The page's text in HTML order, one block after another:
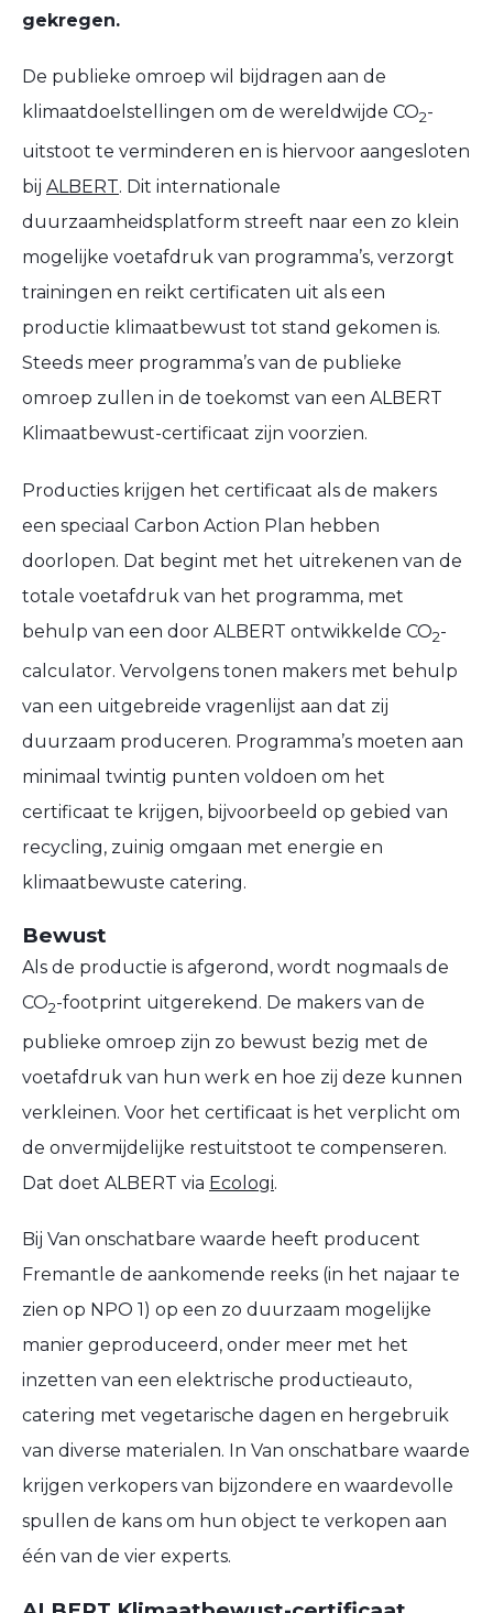
gekregen.
De publieke omroep wil bijdragen aan de
klimaatdoelstellingen om de wereldwijde CO2-
uitstoot te verminderen en is hiervoor aangesloten
bij ALBERT. Dit internationale
duurzaamheidsplatform streeft naar een zo klein
mogelijke voetafdruk van programma’s, verzorgt
trainingen en reikt certificaten uit als een
productie klimaatbewust tot stand gekomen is.
Steeds meer programma’s van de publieke
omroep zullen in de toekomst van een ALBERT
Klimaatbewust-certificaat zijn voorzien.
Producties krijgen het certificaat als de makers
een speciaal Carbon Action Plan hebben
doorlopen. Dat begint met het uitrekenen van de
totale voetafdruk van het programma, met
behulp van een door ALBERT ontwikkelde CO2-
calculator. Vervolgens tonen makers met behulp
van een uitgebreide vragenlijst aan dat zij
duurzaam produceren. Programma’s moeten aan
minimaal twintig punten voldoen om het
certificaat te krijgen, bijvoorbeeld op gebied van
recycling, zuinig omgaan met energie en
klimaatbewuste catering.
Bewust
Als de productie is afgerond, wordt nogmaals de
CO2-footprint uitgerekend. De makers van de
publieke omroep zijn zo bewust bezig met de
voetafdruk van hun werk en hoe zij deze kunnen
verkleinen. Voor het certificaat is het verplicht om
de onvermijdelijke restuitstoot te compenseren.
Dat doet ALBERT via Ecologi.
Bij Van onschatbare waarde heeft producent
Fremantle de aankomende reeks (in het najaar te
zien op NPO 1) op een zo duurzaam mogelijke
manier geproduceerd, onder meer met het
inzetten van een elektrische productieauto,
catering met vegetarische dagen en hergebruik
van diverse materialen. In Van onschatbare waarde
krijgen verkopers van bijzondere en waardevolle
spullen de kans om hun object te verkopen aan
één van de vier experts.